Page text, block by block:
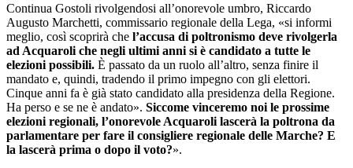
Continua Gostoli rivolgendosi all’onorevole umbro, Riccardo
Augusto Marchetti, commissario regionale della Lega, «si informi
meglio, così scoprirà che l’accusa di poltronismo deve rivolgerla
ad Acquaroli che negli ultimi anni si è candidato a tutte le
elezioni possibili. È passato da un ruolo all’altro, senza finire il
mandato e, quindi, tradendo il primo impegno con gli elettori.
Cinque anni fa è già stato candidato alla presidenza della Regione.
Ha perso e se ne è andato». Siccome vinceremo noi le prossime
elezioni regionali, l’onorevole Acquaroli lascerà la poltrona da
parlamentare per fare il consigliere regionale delle Marche? E
la lascerà prima o dopo il voto?».